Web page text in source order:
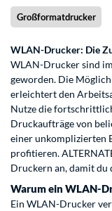
Großformatdrucker
WLAN-Drucker: Die
WLAN-Drucker sind
geworden. Die
erleichtert den
Nutze die
Druckaufträge von
einer unkomplizierten
profitieren.
Druckern an, damit du
Warum ein WLAN-
Ein WLAN-Drucker